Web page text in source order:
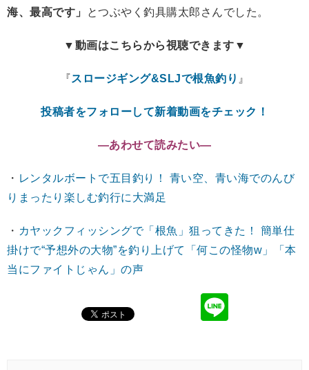
海、最高です」
とつぶやく釣具購太郎さんでした。
▼動画はこちらから視聴できます▼
『スロージギング&SLJで根魚釣り 』
投稿者をフォローして新着動画をチェック！
―あわせて読みたい―
・ レンタルボートで五目釣り！ 青い空、青い海でのんび
りまったり楽しむ釣行に大満足
・ カヤックフィッシングで「根魚」狙ってきた！ 簡単仕
掛けで“予想外の大物”を釣り上げて「何この怪物w」「本
当にファイトじゃん」の声